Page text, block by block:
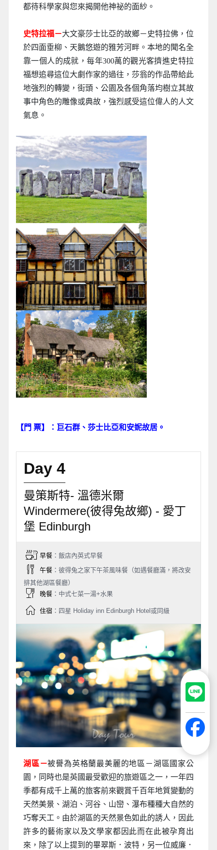
都待科學家與您來揭開他神祕的面紗。
史特拉福－大文豪莎士比亞的故鄉－史特拉佛，位
於四面垂柳、天鵝悠遊的雅芳河畔。本地的聞名全
靠一個人的成就，每年300萬的觀光客擠進史特拉
福想追尋這位大劇作家的過往，莎翁的作品帶給此
地強烈的轉變，街頭、公園及各個角落均樹立其故
事中角色的雕像或典故，強烈感受這位偉人的人文
氣息。
【門 票】：巨石群、莎士比亞和安妮故居。
Day 4
曼策斯特- 溫德米爾
Windermere(彼得兔故鄉) - 愛丁
堡 Edinburgh
早餐：飯店內英式早餐
午餐：彼得兔之家下午茶風味餐（如遇餐廳滿，將改安
排其他湖區餐廳）
晚餐：中式七菜一湯+水果
住宿：四星 Holiday inn Edinburgh Hotel或同級
湖區－被譽為英格蘭最美麗的地區－湖區國家公
園，同時也是英國最受歡迎的旅遊區之一，一年四
季都有成千上萬的旅客前來觀賞千百年地質變動的
天然美景、湖泊、河谷、山巒、瀑布種種大自然的
巧奪天工。由於湖區的天然景色如此的誘人，因此
許多的藝術家以及文學家都因此而在此被孕育出
來，除了以上提到的畢翠斯．波特，另一位威廉．